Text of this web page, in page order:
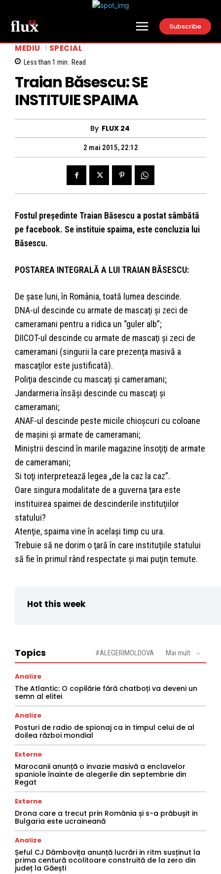
Subscribe
MEDIU SPECIAL
Less than 1 min. Read
Traian Băsescu: SE
INSTITUIE SPAIMA
By FLUX 24
2 mai 2015, 22:12
Fostul președinte Traian Băsescu a postat sâmbătă
pe facebook. Se instituie spaima, este concluzia lui
Băsescu.
POSTAREA INTEGRALĂ A LUI TRAIAN BĂSESCU:
De şase luni, în România, toată lumea descinde.
DNA-ul descinde cu armate de mascaţi şi zeci de
cameramani pentru a ridica un “guler alb”;
DIICOT-ul descinde cu armate de mascaţi şi zeci de
cameramani (singurii la care prezenţa masivă a
mascaţilor este justificată).
Poliţia descinde cu mascaţi şi cameramani;
Jandarmeria însăşi descinde cu mascaţi şi
cameramani;
ANAF-ul descinde peste micile chioşcuri cu coloane
de maşini şi armate de cameramani;
Miniştrii descind în marile magazine însoţiţi de armate
de cameramani;
Si toţi interpretează legea „de la caz la caz”.
Oare singura modalitate de a guverna ţara este
instituirea spaimei de descinderile instituţiilor
statului?
Atenţie, spaima vine în acelaşi timp cu ura.
Trebuie să ne dorim o ţară în care instituţiile statului
să fie în primul rând respectate şi mai puţin temute.
Hot this week
Topics #ALEGERIMOLDOVA Mai mult
Analize
The Atlantic: O copilărie fără chatboți va deveni un
semn al elitei
Analize
Posturi de radio de spionaj ca in timpul celui de al
doilea război mondial
Externe
Marocanii anunță o invazie masivă a enclavelor
spaniole înainte de alegerile din septembrie din
Regat
Externe
Drona care a trecut prin România și s-a prăbușit in
Bulgaria este ucraineană
Analize
Șeful CJ Dâmbovița anunță lucrări in ritm susținut la
prima centură ocolitoare construită de la zero din
județ la Găești